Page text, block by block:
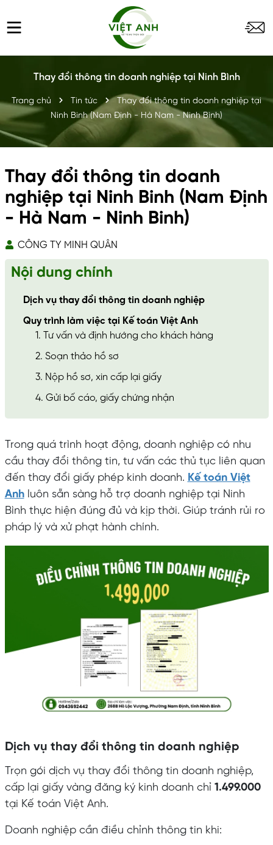
Thay đổi thông tin doanh nghiệp tại Ninh Bình
Trang chủ Tin tức
Thay đổi thông tin doanh nghiệp tại
Ninh Binh (Nam Định - Hà Nam - Ninh Binh)
Thay đổi thông tin doanh
nghiệp tại Ninh Binh (Nam Định
- Hà Nam - Ninh Binh)
CÔNG TY MINH QUÂN
Nội dung chính
Dịch vụ thay đổi thông tin doanh nghiệp
Quy trình làm việc tại Kế toán Việt Anh
1. Tư vấn và định hướng cho khách hàng
2. Soạn thảo hồ sơ
3. Nộp hồ sơ, xin cấp lại giấy
4. Gửi bố cáo, giấy chứng nhận
Trong quá trình hoạt động, doanh nghiệp có nhu
cầu thay đổi thông tin, tư vấn các thủ tục liên quan
đến thay đổi giấy phép kinh doanh. Kế toán Việt
Anhluôn sẵn sàng hỗ trợ doanh nghiệp tại Ninh
Bình thực hiện đúng đủ và kịp thời. Giúp tránh rủi ro
pháp lý và xử phạt hành chính.
Dịch vụ thay đổi thông tin doanh nghiệp
Trọn gói dịch vụ thay đổi thông tin doanh nghiệp,
cấp lại giấy vàng đăng ký kinh doanh chỉ 1.499.000
tại Kế toán Việt Anh.
Doanh nghiệp cần điều chỉnh thông tin khi: